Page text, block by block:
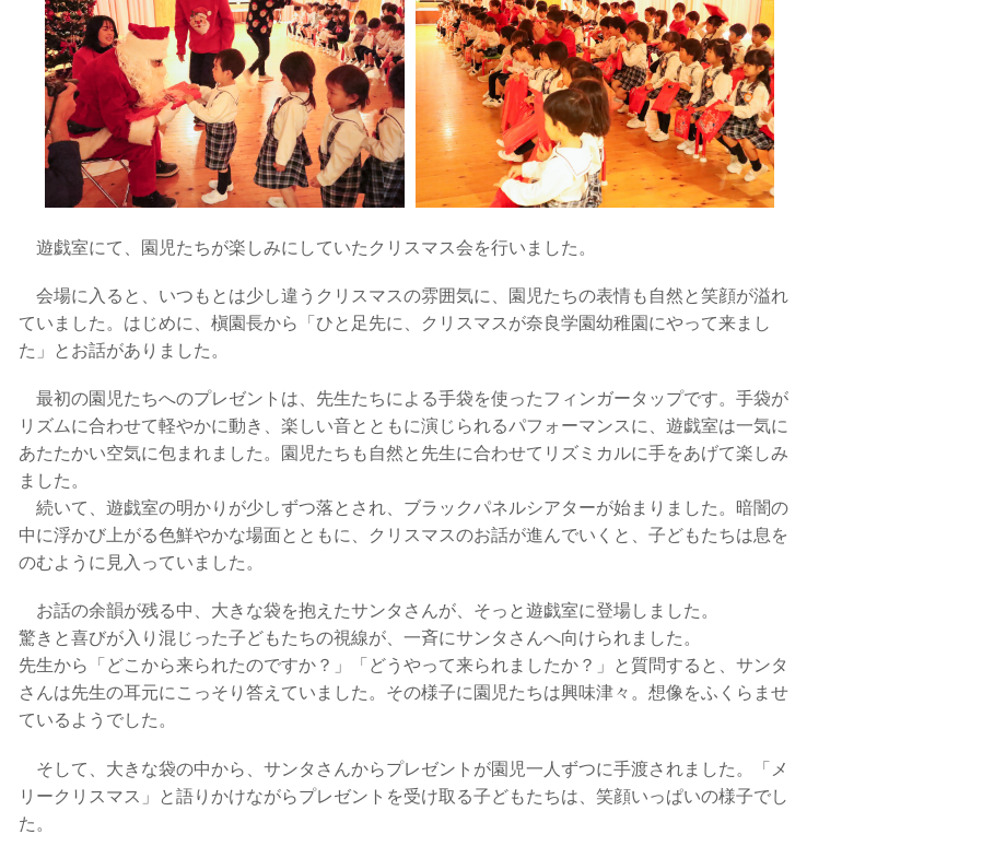
遊戯室にて、園児たちが楽しみにしていたクリスマス会を行いました。
会場に入ると、いつもとは少し違うクリスマスの雰囲気に、園児たちの表情も自然と笑顔が溢れ
ていました。はじめに、槇園長から「ひと足先に、クリスマスが奈良学園幼稚園にやって来まし
た」とお話がありました。
最初の園児たちへのプレゼントは、先生たちによる手袋を使ったフィンガータップです。手袋が
リズムに合わせて軽やかに動き、楽しい音とともに演じられるパフォーマンスに、遊戯室は一気に
あたたかい空気に包まれました。園児たちも自然と先生に合わせてリズミカルに手をあげて楽しみ
ました。
続いて、遊戯室の明かりが少しずつ落とされ、ブラックパネルシアターが始まりました。暗闇の
中に浮かび上がる色鮮やかな場面とともに、クリスマスのお話が進んでいくと、子どもたちは息を
のむように見入っていました。
お話の余韻が残る中、大きな袋を抱えたサンタさんが、そっと遊戯室に登場しました。
驚きと喜びが入り混じった子どもたちの視線が、一斉にサンタさんへ向けられました。
先生から「どこから来られたのですか？」「どうやって来られましたか？」と質問すると、サンタ
さんは先生の耳元にこっそり答えていました。その様子に園児たちは興味津々。想像をふくらませ
ているようでした。
そして、大きな袋の中から、サンタさんからプレゼントが園児一人ずつに手渡されました。「メ
リークリスマス」と語りかけながらプレゼントを受け取る子どもたちは、笑顔いっぱいの様子でし
た。